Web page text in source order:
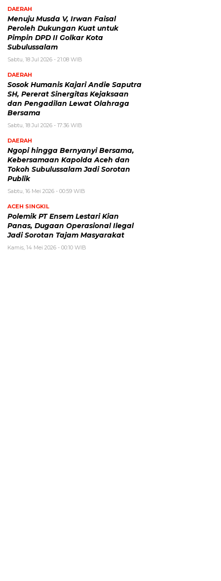
DAERAH
Menuju Musda V, Irwan Faisal
Peroleh Dukungan Kuat untuk
Pimpin DPD II Golkar Kota
Subulussalam
Sabtu, 18 Jul 2026 - 21:08 WIB
DAERAH
Sosok Humanis Kajari Andie Saputra
SH, Pererat Sinergitas Kejaksaan
dan Pengadilan Lewat Olahraga
Bersama
Sabtu, 18 Jul 2026 - 17:36 WIB
DAERAH
Ngopi hingga Bernyanyi Bersama,
Kebersamaan Kapolda Aceh dan
Tokoh Subulussalam Jadi Sorotan
Publik
Sabtu, 16 Mei 2026 - 00:59 WIB
ACEH SINGKIL
Polemik PT Ensem Lestari Kian
Panas, Dugaan Operasional Ilegal
Jadi Sorotan Tajam Masyarakat
Kamis, 14 Mei 2026 - 00:10 WIB